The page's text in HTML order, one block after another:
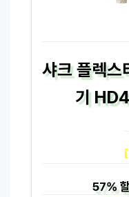
샤크 플렉스
기
[
57%